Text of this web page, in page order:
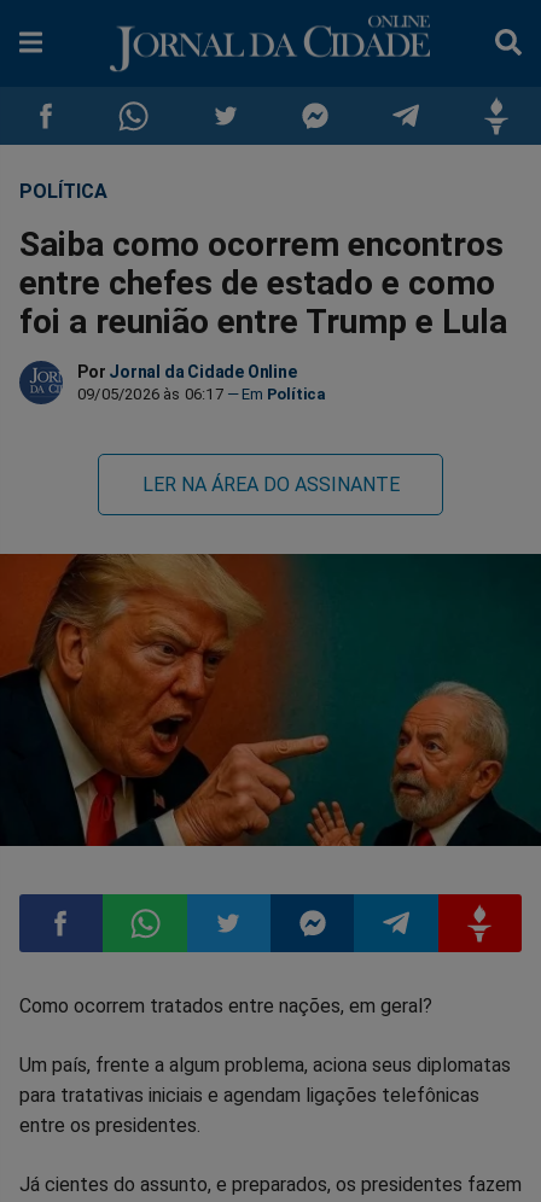
Compartilhar
no
Facebook
Compartilhar
no
Whatsapp
no
Twitter
no
Messenger
no
Telegram
no
Gettr
POLÍTICA
Saiba como ocorrem encontros
entre chefes de estado e como
foi a reunião entre Trump e Lula
Por Jornal da Cidade Online
09/05/2026 às 06:17 Política
LER NA ÁREA DO ASSINANTE
Compartilhar
no
Facebook
Compartilhar
no
Whatsapp
Compartilhar
no
Twitter
Compartilhar
no
Compartilhar
no
no
Como ocorrem tratados entre nações, em geral?
Um país, frente a algum problema, aciona seus diplomatas
para tratativas iniciais e agendam ligações telefônicas
entre os presidentes.
Já cientes do assunto, e preparados, os presidentes fazem